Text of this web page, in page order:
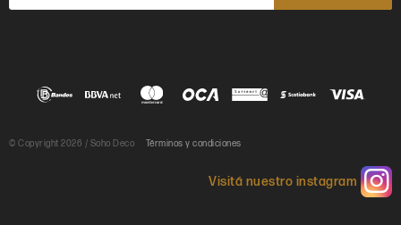

© Copyright 2026 / Soho Deco Términos y condiciones